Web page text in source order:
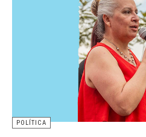
POLÍTICA